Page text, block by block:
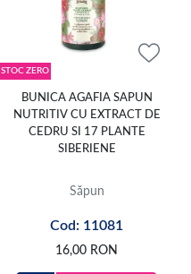
STOC ZERO
BUNICA AGAFIA SAPUN
NUTRITIV CU EXTRACT DE
CEDRU SI 17 PLANTE
SIBERIENE
Săpun
Cod: 11081
16,00 RON